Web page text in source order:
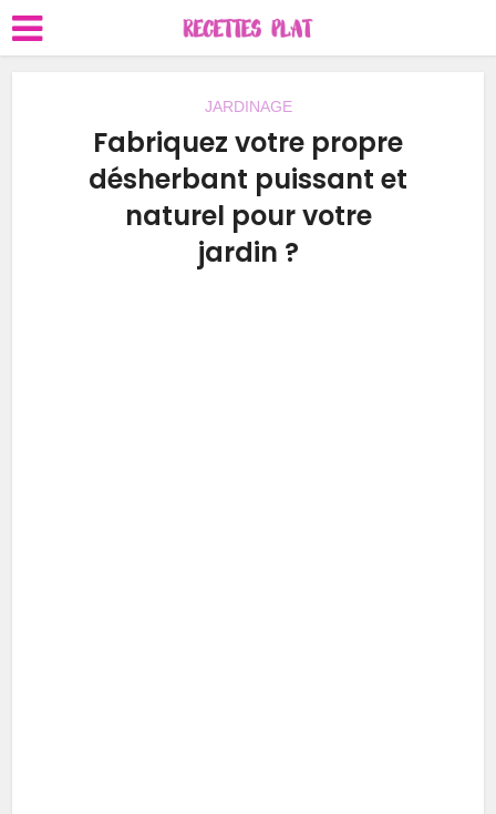
JARDINAGE
Fabriquez votre propre
désherbant puissant et
naturel pour votre
jardin ?